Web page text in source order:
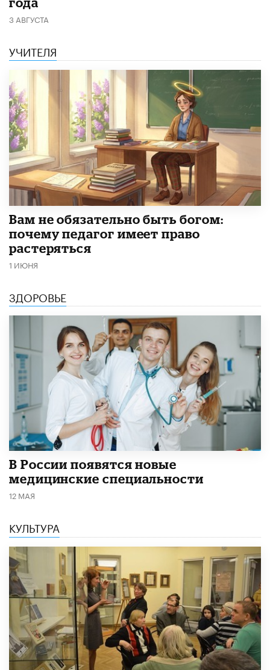
3 АВГУСТА
УЧИТЕЛЯ
​Вам не обязательно быть богом:
почему педагог имеет право
растеряться
1 ИЮНЯ
ЗДОРОВЬЕ
В России появятся новые
медицинские специальности
12 МАЯ
КУЛЬТУРА